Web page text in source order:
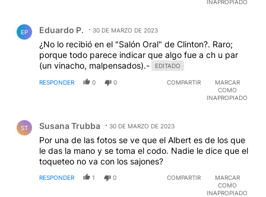
INAPROPIADO
EP Eduardo P. 30 DE MARZO DE 2023
¿No lo recibió en el "Salón Oral" de Clinton?. Raro;
porque todo parece indicar que algo fue a ch u par
(un vinacho, malpensados).-
EDITADO
RESPONDER 0 0 COMPARTIR
MARCAR
COMO
INAPROPIADO
ST Susana Trubba 30 DE MARZO DE 2023
Por una de las fotos se ve que el Albert es de los que
le das la mano y se toma el codo. Nadie le dice que el
toqueteo no va con los sajones?
RESPONDER 1 0 COMPARTIR
MARCAR
COMO
INAPROPIADO